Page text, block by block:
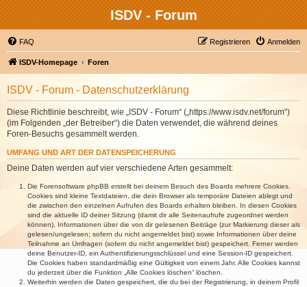
ISDV - Forum
FAQ Anmelden
Registrieren
ISDV-Homepage Foren
ISDV - Forum - Datenschutzerklärung
Diese Richtlinie beschreibt, wie „ISDV - Forum“ („https://www.isdv.net/forum“)
(im Folgenden „der Betreiber“) die Daten verwendet, die während deines
Foren-Besuchs gesammelt werden.
UMFANG UND ART DER DATENSPEICHERUNG
Deine Daten werden auf vier verschiedene Arten gesammelt:
Die Forensoftware phpBB erstellt bei deinem Besuch des Boards mehrere Cookies.
Cookies sind kleine Textdateien, die dein Browser als temporäre Dateien ablegt und
die zwischen den einzelnen Aufrufen des Boards erhalten bleiben. In diesen Cookies
sind die aktuelle ID deiner Sitzung (damit dir alle Seitenaufrufe zugeordnet werden
können), Informationen über die von dir gelesenen Beiträge (zur Markierung dieser als
gelesen/ungelesen; sofern du nicht angemeldet bist) sowie Informationen über deine
Teilnahme an Umfragen (sofern du nicht angemeldet bist) gespeichert. Ferner werden
deine Benutzer-ID, ein Authentifizierungsschlüssel und eine Session-ID gespeichert.
Die Cookies haben standardmäßig eine Gültigkeit von einem Jahr. Alle Cookies kannst
du jederzeit über die Funktion „Alle Cookies löschen“ löschen.
Weiterhin werden die Daten gespeichert, die du bei der Registrierung, in deinem Profil